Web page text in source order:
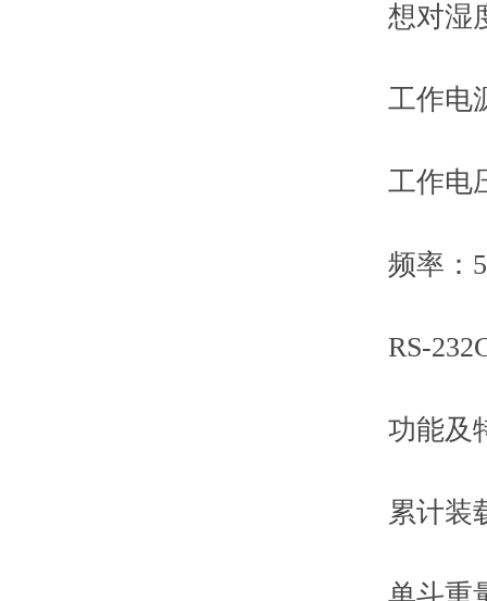
想对湿
工作电源
工作电压
频率：
RS-232C
功能及
累计装载